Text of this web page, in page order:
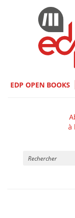
EDP OPEN BOOKS
à